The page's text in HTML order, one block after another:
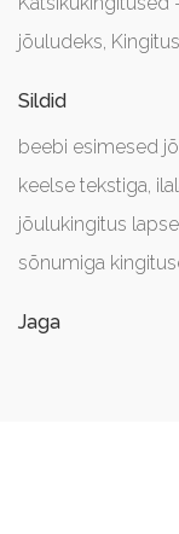
jõuludeks,
Sildid
beebi esimesed
keelse tekstiga,
jõulukingitus
sõnumiga
Jaga